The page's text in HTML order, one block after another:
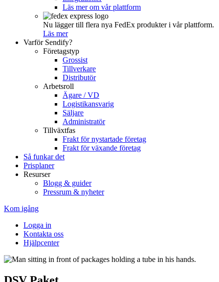
Läs mer om vår plattform
Nu lägger till flera nya FedEx produkter i vår plattform.
Läs mer
Varför Sendify?
Företagstyp
Grossist
Tillverkare
Distributör
Arbetsroll
Ägare / VD
Logistikansvarig
Säljare
Administratör
Tillväxtfas
Frakt för nystartade företag
Frakt för växande företag
Så funkar det
Prisplaner
Resurser
Blogg & guider
Pressrum & nyheter
Kom igång
Logga in
Kontakta oss
Hjälpcenter